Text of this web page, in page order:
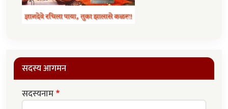
सदस्य आगमन
सदस्यनाम